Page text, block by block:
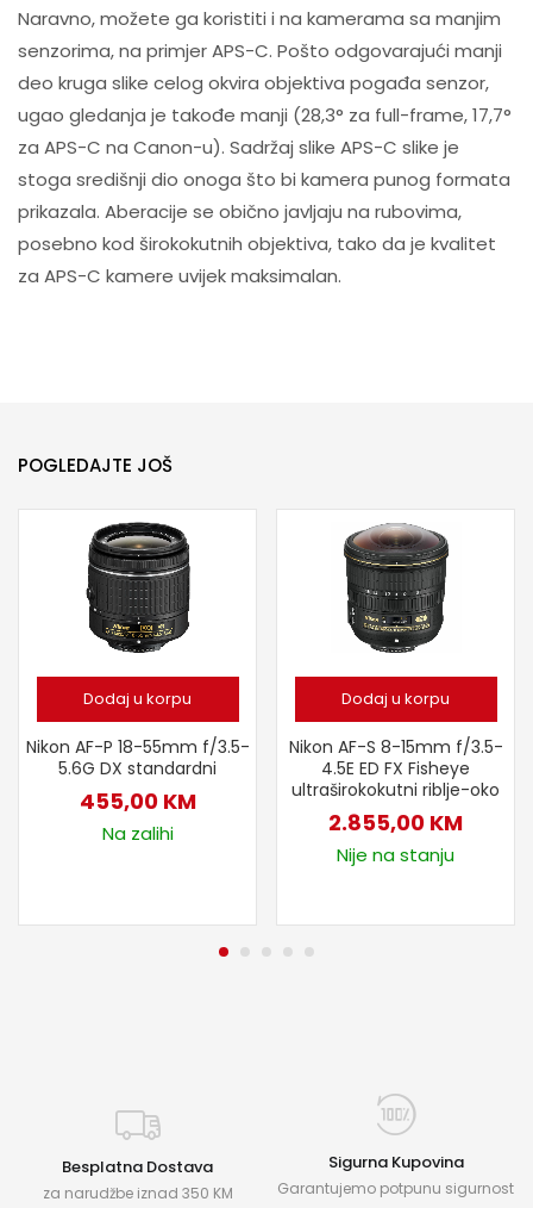
Naravno, možete ga koristiti i na kamerama sa manjim
senzorima, na primjer APS-C. Pošto odgovarajući manji
deo kruga slike celog okvira objektiva pogađa senzor,
ugao gledanja je takođe manji (28,3° za full-frame, 17,7°
za APS-C na Canon-u). Sadržaj slike APS-C slike je
stoga središnji dio onoga što bi kamera punog formata
prikazala. Aberacije se obično javljaju na rubovima,
posebno kod širokokutnih objektiva, tako da je kvalitet
za APS-C kamere uvijek maksimalan.
POGLEDAJTE JOŠ
Dodaj u korpu
Nikon AF-P 18-55mm f/3.5-
5.6G DX standardni
455,00 KM
Na zalihi
Dodaj u korpu
Nikon AF-S 8-15mm f/3.5-
4.5E ED FX Fisheye
ultraširokokutni riblje-oko
2.855,00 KM
Nije na stanju
Besplatna Dostava
za narudžbe iznad 350 KM
Sigurna Kupovina
Garantujemo potpunu sigurnost